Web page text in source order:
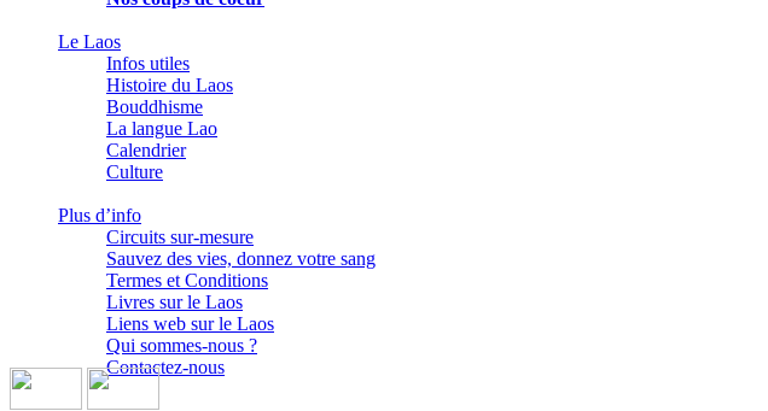
Le Laos
Infos utiles
Histoire du Laos
Bouddhisme
La langue Lao
Calendrier
Culture
Plus d’info
Circuits sur-mesure
Sauvez des vies, donnez votre sang
Termes et Conditions
Livres sur le Laos
Liens web sur le Laos
Qui sommes-nous ?
Contactez-nous